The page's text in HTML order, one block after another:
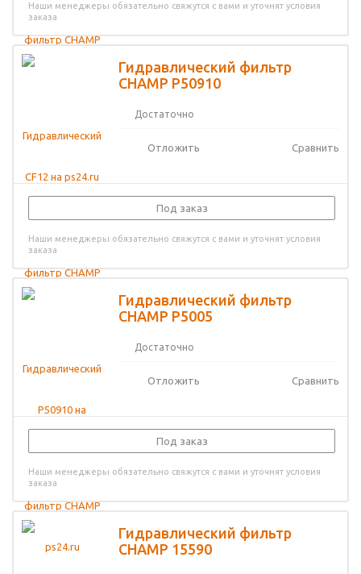
Наши менеджеры обязательно свяжутся с вами и уточнят условия
заказа
Гидравлический фильтр
CHAMP P50910
Достаточно
Отложить Сравнить
Под заказ
Наши менеджеры обязательно свяжутся с вами и уточнят условия
заказа
Гидравлический фильтр
CHAMP P5005
Достаточно
Отложить Сравнить
Под заказ
Наши менеджеры обязательно свяжутся с вами и уточнят условия
заказа
Гидравлический фильтр
CHAMP 15590